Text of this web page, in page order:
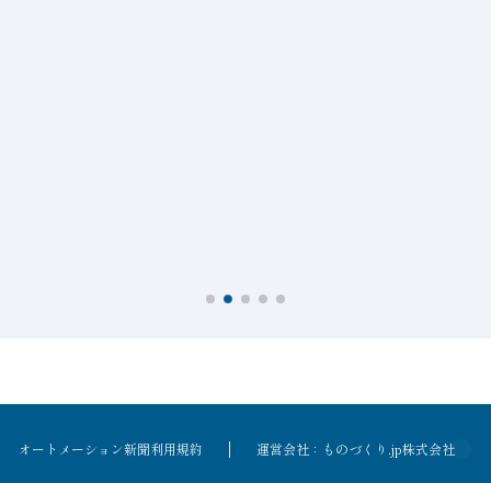
オートメーション新聞利用規約 運営会社：ものづくり.jp株式会社